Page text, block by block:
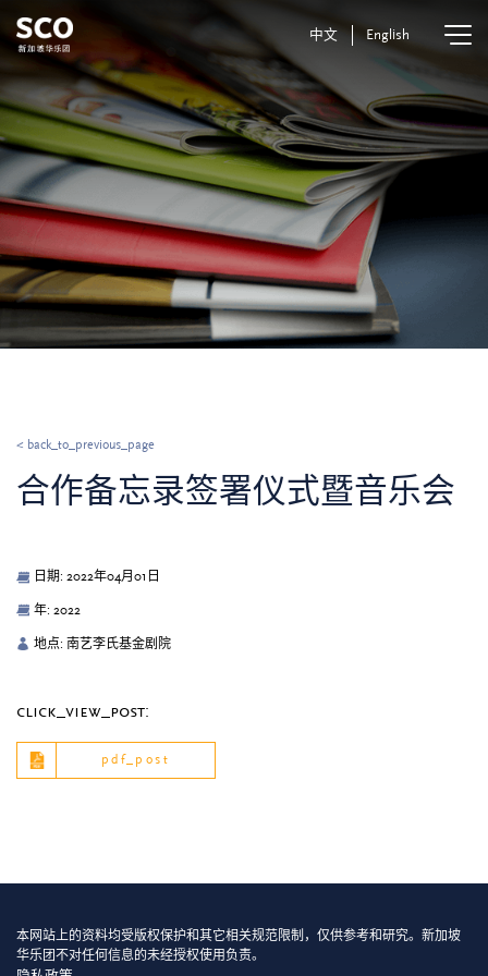
中文 English
< back_to_previous_page
合作备忘录签署仪式暨音乐会
日期: 2022年04月01日
年: 2022
地点: 南艺李氏基金剧院
click_view_post:
pdf_post
本网站上的资料均受版权保护和其它相关规范限制，仅供参考和研究。新加坡
华乐团不对任何信息的未经授权使用负责。